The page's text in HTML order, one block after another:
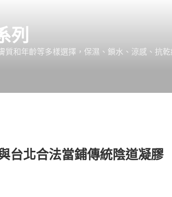
列
和年齡等多樣選擇，保濕、鎖水、涼感、抗
台北合法當鋪傳統陰道凝膠